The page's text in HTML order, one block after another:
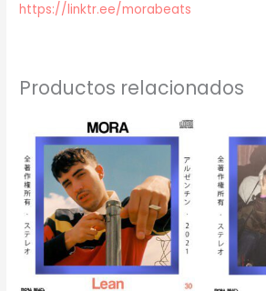
https://linktr.ee/morabeats
Productos relacionados